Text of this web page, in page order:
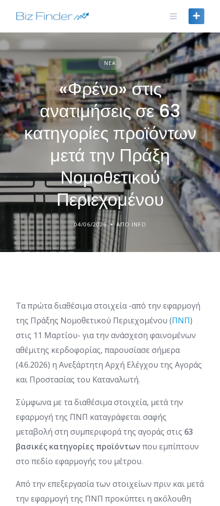
ΝΈΑ
«Φρένο» στις
ανατιμήσεις σε 63
κατηγορίες προϊόντων
μετά την Πράξη
Νομοθετικού
Περιεχομένου
04/06/2026 ΑΠΌ INFO
Τα πρώτα διαθέσιμα στοιχεία -από την εφαρμογή
της Πράξης Νομοθετικού Περιεχομένου (ΠΝΠ)
στις 11 Μαρτίου- για την ανάσχεση φαινομένων
αθέμιτης κερδοφορίας, παρουσίασε σήμερα
(4.6.2026) η Ανεξάρτητη Αρχή Ελέγχου της Αγοράς
και Προστασίας του Καταναλωτή.
Σύμφωνα με τα διαθέσιμα στοιχεία, μετά την
εφαρμογή της ΠΝΠ καταγράφεται σαφής
μεταβολή στη συμπεριφορά της αγοράς στις 63
βασικές κατηγορίες προϊόντων που εμπίπτουν
στο πεδίο εφαρμογής του μέτρου.
Από την επεξεργασία των στοιχείων πριν και μετά
την εφαρμογή της ΠΝΠ προκύπτει η ακόλουθη